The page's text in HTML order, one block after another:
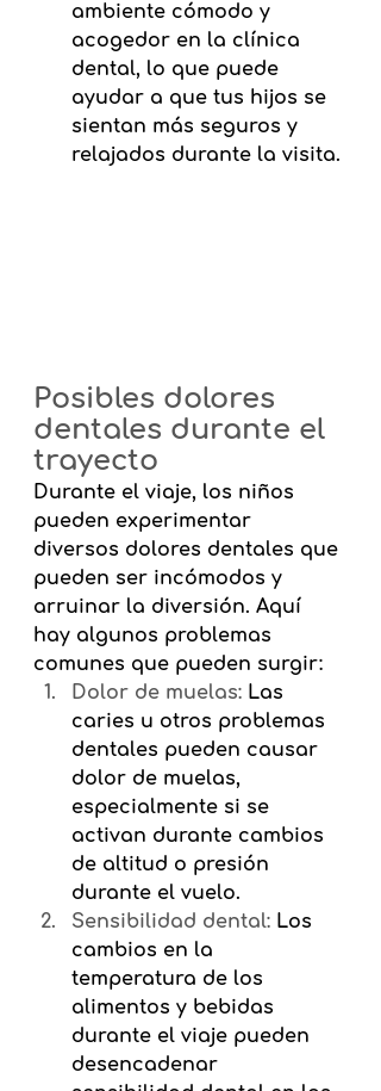
ambiente cómodo y
acogedor en la clínica
dental, lo que puede
ayudar a que tus hijos se
sientan más seguros y
relajados durante la visita.
Posibles dolores
dentales durante el
trayecto
Durante el viaje, los niños
pueden experimentar
diversos dolores dentales que
pueden ser incómodos y
arruinar la diversión. Aquí
hay algunos problemas
comunes que pueden surgir:
Dolor de muelas: Las
caries u otros problemas
dentales pueden causar
dolor de muelas,
especialmente si se
activan durante cambios
de altitud o presión
durante el vuelo.
Sensibilidad dental: Los
cambios en la
temperatura de los
alimentos y bebidas
durante el viaje pueden
desencadenar